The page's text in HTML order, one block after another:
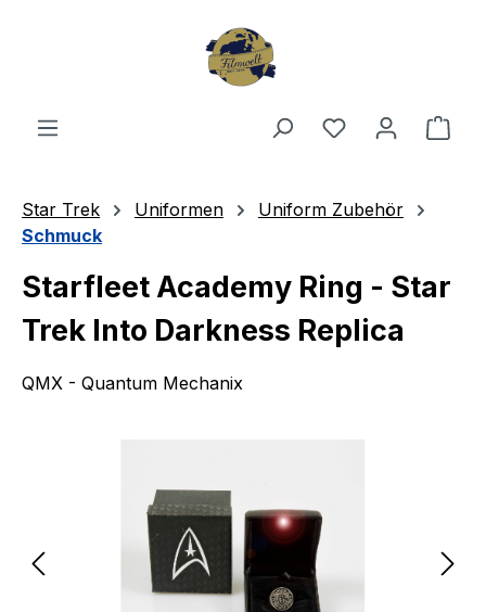
Du hast 0
Star Trek Uniformen
Uniform Zubehör
Schmuck
Starfleet Academy Ring - Star
Trek Into Darkness Replica
QMX - Quantum Mechanix